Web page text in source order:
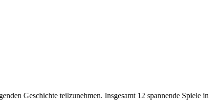
Geschichte teilzunehmen. Insgesamt 12 spannende Spiele in